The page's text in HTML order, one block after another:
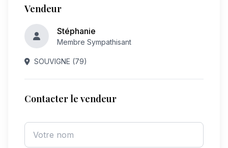
Vendeur
Stéphanie
Membre Sympathisant
SOUVIGNE (79)
Contacter le vendeur